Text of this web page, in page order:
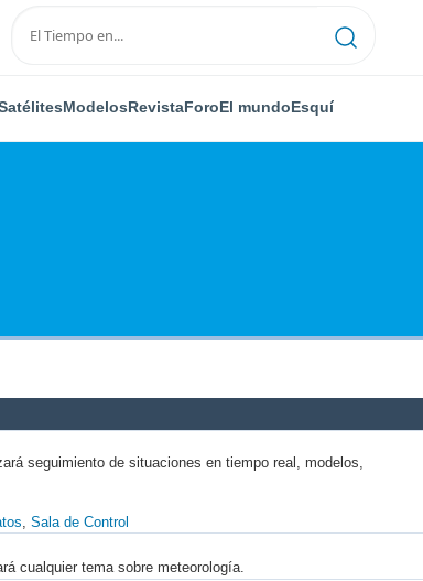
ModelosRevistaForoEl mundoEsquí
seguimiento de situaciones en tiempo real, modelos,
Sala de Control
cualquier tema sobre meteorología.